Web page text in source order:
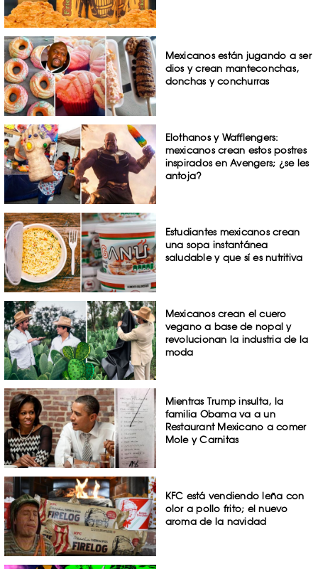
Mexicanos están jugando a ser
dios y crean manteconchas,
donchas y conchurras
Elothanos y Wafflengers:
mexicanos crean estos postres
inspirados en Avengers; ¿se les
antoja?
Estudiantes mexicanos crean
una sopa instantánea
saludable y que sí es nutritiva
Mexicanos crean el cuero
vegano a base de nopal y
revolucionan la industria de la
moda
Mientras Trump insulta, la
familia Obama va a un
Restaurant Mexicano a comer
Mole y Carnitas
KFC está vendiendo leña con
olor a pollo frito; el nuevo
aroma de la navidad